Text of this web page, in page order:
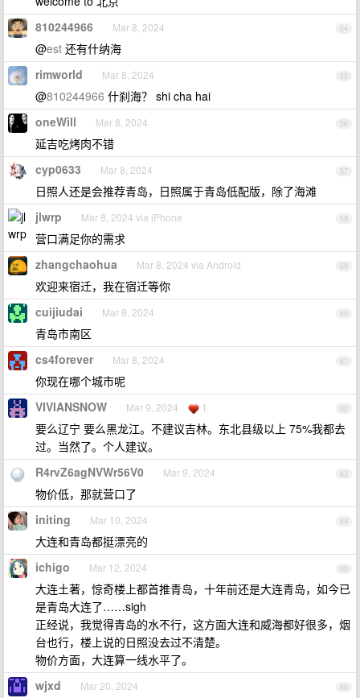
54
810244966 Mar 8, 2024
@est 还有什纳海
55
rimworld Mar 8, 2024
@810244966 什刹海？ shi cha hai
56
oneWill Mar 8, 2024
延吉吃烤肉不错
57
cyp0633 Mar 8, 2024
日照人还是会推荐青岛，日照属于青岛低配版，除了海滩
58
jlwrp Mar 8, 2024 via iPhone
营口满足你的需求
59
zhangchaohua Mar 8, 2024 via Android
欢迎来宿迁，我在宿迁等你
60
cuijiudai Mar 8, 2024
青岛市南区
61
cs4forever Mar 8, 2024
你现在哪个城市呢
62
VIVIANSNOW Mar 9, 2024 1
要么辽宁 要么黑龙江。不建议吉林。东北县级以上 75%我都去
过。当然了。个人建议。
63
R4rvZ6agNVWr56V0 Mar 9, 2024
物价低，那就营口了
64
initing Mar 10, 2024
大连和青岛都挺漂亮的
65
ichigo Mar 12, 2024
大连土著，惊奇楼上都首推青岛，十年前还是大连青岛，如今已
是青岛大连了……sigh
正经说，我觉得青岛的水不行，这方面大连和威海都好很多，烟
台也行，楼上说的日照没去过不清楚。
物价方面，大连算一线水平了。
66
wjxd Mar 20, 2024